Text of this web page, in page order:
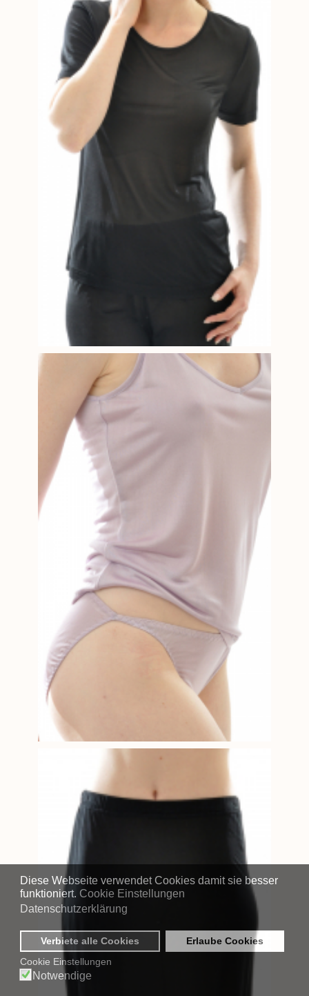
Diese Webseite verwendet Cookies damit sie besser
funktioniert. Cookie Einstellungen
Datenschutzerklärung
Verbiete alle Cookies
Erlaube Cookies
Cookie Einstellungen
Notwendige